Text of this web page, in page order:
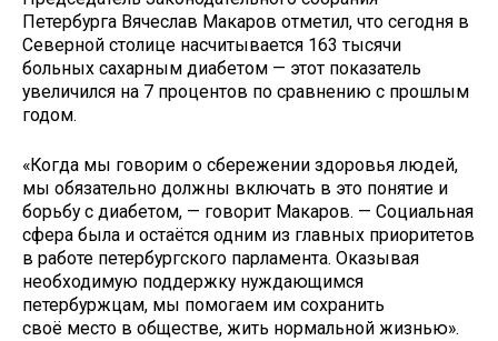
Петербурга Вячеслав Макаров отметил, что сегодня в
Северной столице насчитывается 163 тысячи
больных сахарным диабетом — этот показатель
увеличился на 7 процентов по сравнению с прошлым
годом.
«Когда мы говорим о сбережении здоровья людей,
мы обязательно должны включать в это понятие и
борьбу с диабетом, — говорит Макаров. — Социальная
сфера была и остаётся одним из главных приоритетов
в работе петербургского парламента. Оказывая
необходимую поддержку нуждающимся
петербуржцам, мы помогаем им сохранить
своё место в обществе, жить нормальной жизнью».